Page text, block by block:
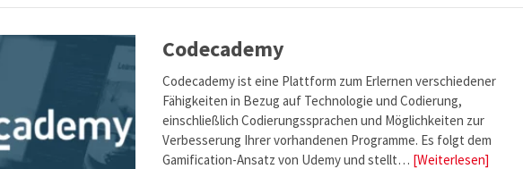
Codecademy
Codecademy ist eine Plattform zum Erlernen verschiedener
Fähigkeiten in Bezug auf Technologie und Codierung,
einschließlich Codierungssprachen und Möglichkeiten zur
Verbesserung Ihrer vorhandenen Programme. Es folgt dem
Gamification-Ansatz von Udemy und stellt… [Weiterlesen]